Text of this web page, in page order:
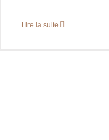
Lire la suite